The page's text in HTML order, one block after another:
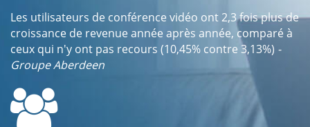
Les utilisateurs de conférence vidéo ont 2,3 fois plus de
croissance de revenue année après année, comparé à
ceux qui n'y ont pas recours (10,45% contre 3,13%) -
Groupe Aberdeen